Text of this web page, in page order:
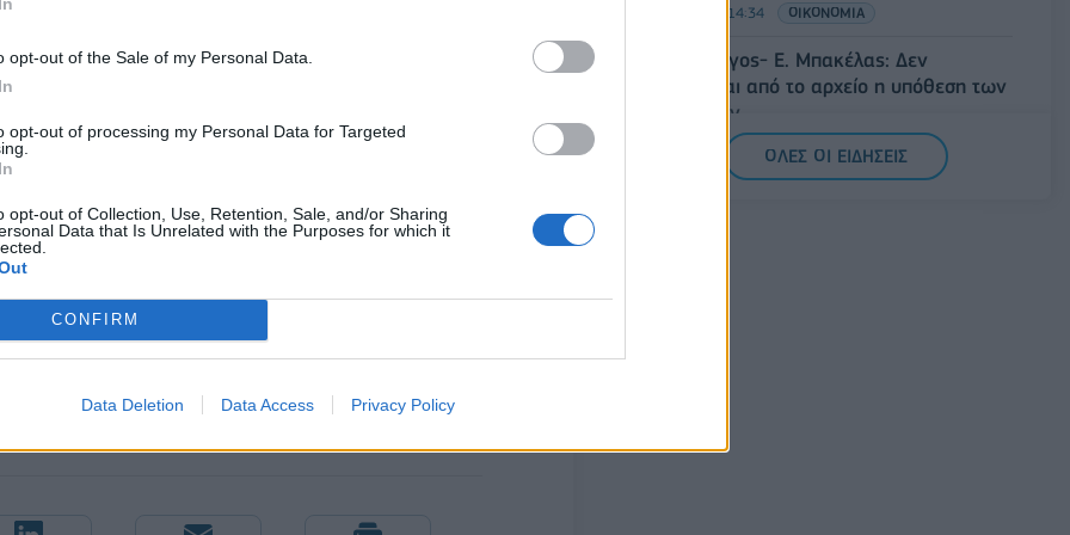
opt-out of the Sale of my Personal Data.
opt-out of processing my Personal Data for Targeted
opt-out of Collection, Use, Retention, Sale, and/or Sharing
Data that Is Unrelated with the Purposes for which it
CONFIRM
Data Deletion Data Access Privacy Policy
καταβληθούν προσπάθειες για την αύξηση της
επί των τεχνικών προδιαγραφών, την έγκαιρη
την εκπαίδευση στο ΕΣΗΔΗΣ.
η συμμετοχή των μικρών
αυτό, προτάθηκε αφενός η δημιουργία ενός
επιμελητηρίων, αφετέρου δε, η πιλοτική
κλάδους.
07/08/2026 - 14:34 ΟΙΚΟΝΟΜΙΑ
Άρειος Πάγος- Ε. Μπακέλας: Δεν
ανασύρεται από το αρχείο η υπόθεση των
υποκλοπών
07/08/2026 - 14:11 ΕΛΛΑΔΑ
ΟΛΕΣ ΟΙ ΕΙΔΗΣΕΙΣ